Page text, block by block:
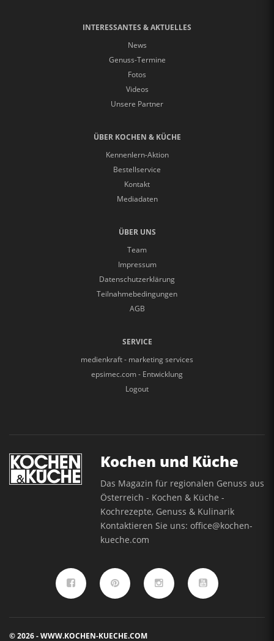
INTERESSANTES & AKTUELLES
News
Genuss-Termine
Fotos
Videos
Unsere Partner
ÜBER KOCHEN & KÜCHE
Kennenlern-Aktion
Bestellservice
Kontakt
Mediadaten
ÜBER UNS
Team
Impressum
Datenschutzerklärung
Teilnahmebedingungen
AGB
SERVICE
medienkraft - marketing services
epsimec.com - Entwicklung
Logout
Kochen und Küche
Das Magazin für regionalen Genuss aus
Österreich - Kochen & Küche -
Kochrezepte, Genuss & Kulinarik
Kontaktieren Sie uns:office@kochen-
kueche.com
© 2026 - WWW.KOCHEN-KUECHE.COM